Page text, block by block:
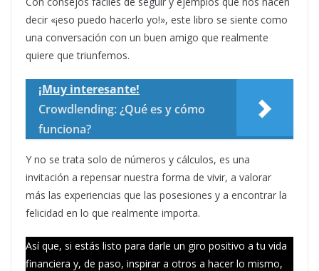
decir «¡eso puedo hacerlo yo!», este libro se siente como
una conversación con un buen amigo que realmente
quiere que triunfemos.
¡Muy interesante!
Crowdlending: ¿Qué es y cómo
funciona?
Y no se trata solo de números y cálculos, es una
invitación a repensar nuestra forma de vivir, a valorar
más las experiencias que las posesiones y a encontrar la
felicidad en lo que realmente importa.
Así que, si estás listo para darle un giro positivo a tu vida
financiera y, de paso, inspirar a otros a hacer lo mismo,